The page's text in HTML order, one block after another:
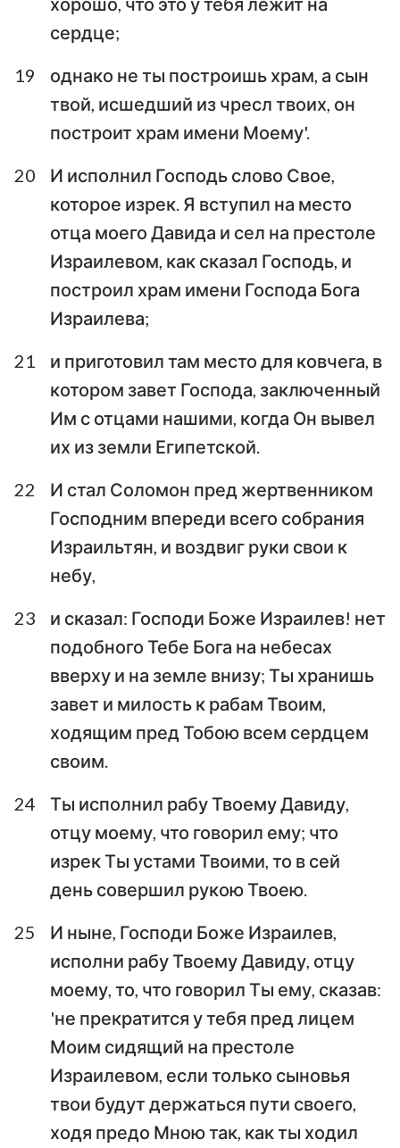
сердце;
19
однако не ты построишь храм, а сын
твой, исшедший из чресл твоих, он
построит храм имени Моему'.
20
И исполнил Господь слово Свое,
которое изрек. Я вступил на место
отца моего Давида и сел на престоле
Израилевом, как сказал Господь, и
построил храм имени Господа Бога
Израилева;
21
и приготовил там место для ковчега, в
котором завет Господа, заключенный
Им с отцами нашими, когда Он вывел
их из земли Египетской.
22
И стал Соломон пред жертвенником
Господним впереди всего собрания
Израильтян, и воздвиг руки свои к
небу,
23
и сказал: Господи Боже Израилев! нет
подобного Тебе Бога на небесах
вверху и на земле внизу; Ты хранишь
завет и милость к рабам Твоим,
ходящим пред Тобою всем сердцем
своим.
24
Ты исполнил рабу Твоему Давиду,
отцу моему, что говорил ему; что
изрек Ты устами Твоими, то в сей
день совершил рукою Твоею.
25
И ныне, Господи Боже Израилев,
исполни рабу Твоему Давиду, отцу
моему, то, что говорил Ты ему, сказав:
'не прекратится у тебя пред лицем
Моим сидящий на престоле
Израилевом, если только сыновья
твои будут держаться пути своего,
ходя предо Мною так, как ты ходил